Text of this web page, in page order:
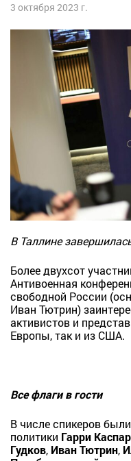
3 октября 2023 г.
В Таллине
Более двухсот
Антивоенная
свободной России
Иван Тютрин)
активистов и
Европы, так и из США.
Все флаги в гости
В числе спикеров
политики Гарри
Гудков, Иван Тютрин,